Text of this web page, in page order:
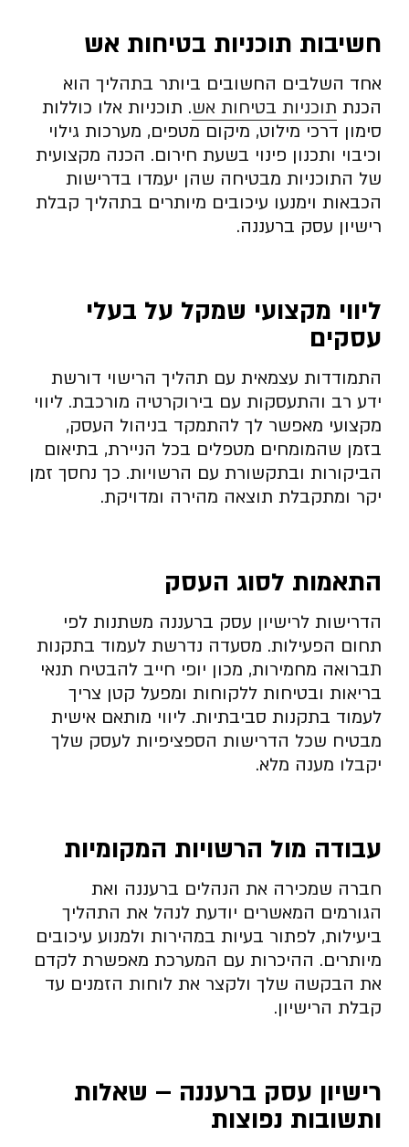
חשיבות תוכניות בטיחות אש
אחד השלבים החשובים ביותר בתהליך הוא
הכנת תוכניות בטיחות אש. תוכניות אלו כוללות
סימון דרכי מילוט, מיקום מטפים, מערכות גילוי
וכיבוי ותכנון פינוי בשעת חירום. הכנה מקצועית
של התוכניות מבטיחה שהן יעמדו בדרישות
הכבאות וימנעו עיכובים מיותרים בתהליך קבלת
רישיון עסק ברעננה.
ליווי מקצועי שמקל על בעלי
עסקים
התמודדות עצמאית עם תהליך הרישוי דורשת
ידע רב והתעסקות עם בירוקרטיה מורכבת. ליווי
מקצועי מאפשר לך להתמקד בניהול העסק,
בזמן שהמומחים מטפלים בכל הניירת, בתיאום
הביקורות ובתקשורת עם הרשויות. כך נחסך זמן
יקר ומתקבלת תוצאה מהירה ומדויקת.
התאמות לסוג העסק
הדרישות לרישיון עסק ברעננה משתנות לפי
תחום הפעילות. מסעדה נדרשת לעמוד בתקנות
תברואה מחמירות, מכון יופי חייב להבטיח תנאי
בריאות ובטיחות ללקוחות ומפעל קטן צריך
לעמוד בתקנות סביבתיות. ליווי מותאם אישית
מבטיח שכל הדרישות הספציפיות לעסק שלך
יקבלו מענה מלא.
עבודה מול הרשויות המקומיות
חברה שמכירה את הנהלים ברעננה ואת
הגורמים המאשרים יודעת לנהל את התהליך
ביעילות, לפתור בעיות במהירות ולמנוע עיכובים
מיותרים. ההיכרות עם המערכת מאפשרת לקדם
את הבקשה שלך ולקצר את לוחות הזמנים עד
קבלת הרישיון.
רישיון עסק ברעננה – שאלות
ותשובות נפוצות